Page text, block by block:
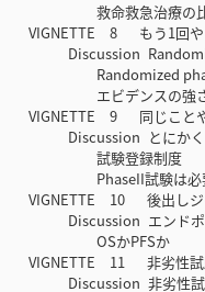
救命救急治療の
VIGNETTE 8 もう1回や
Discussion
Randomized phaseII
エビデンスの強
VIGNETTE 9 同じこと
Discussion とにかく「
試験登録制度
PhaseII試験は必
VIGNETTE 10 後出しジ
Discussion エンドポイ
OSかPFSか
VIGNETTE 11 非劣性試
Discussion 非劣性試